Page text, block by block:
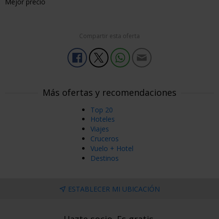
Compartir esta oferta
Más ofertas y recomendaciones
Top 20
Hoteles
Viajes
Cruceros
Vuelo + Hotel
Destinos
ESTABLECER MI UBICACIÓN